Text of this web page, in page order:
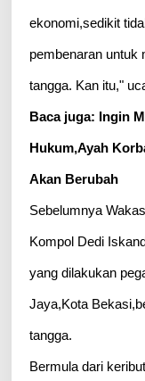
ekonomi,sedikit
pembenaran untuk
tangga. Kan itu,"
Baca juga: Ingin
Hukum,Ayah
Akan Berubah
Sebelumnya
Kompol Dedi
yang dilakukan
Jaya,Kota
tangga.
Bermula dari